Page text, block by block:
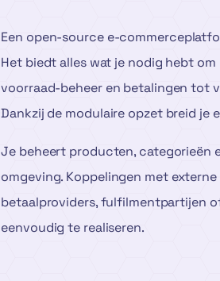
Een open-source e-
Het biedt alles wat je nodig hebt
voorraad-beheer en betalingen tot
Dankzij de modulaire opzet breid je
Je beheert producten, categorieën
omgeving. Koppelingen met
betaalproviders, fulfilmentpartijen
eenvoudig te realiseren.